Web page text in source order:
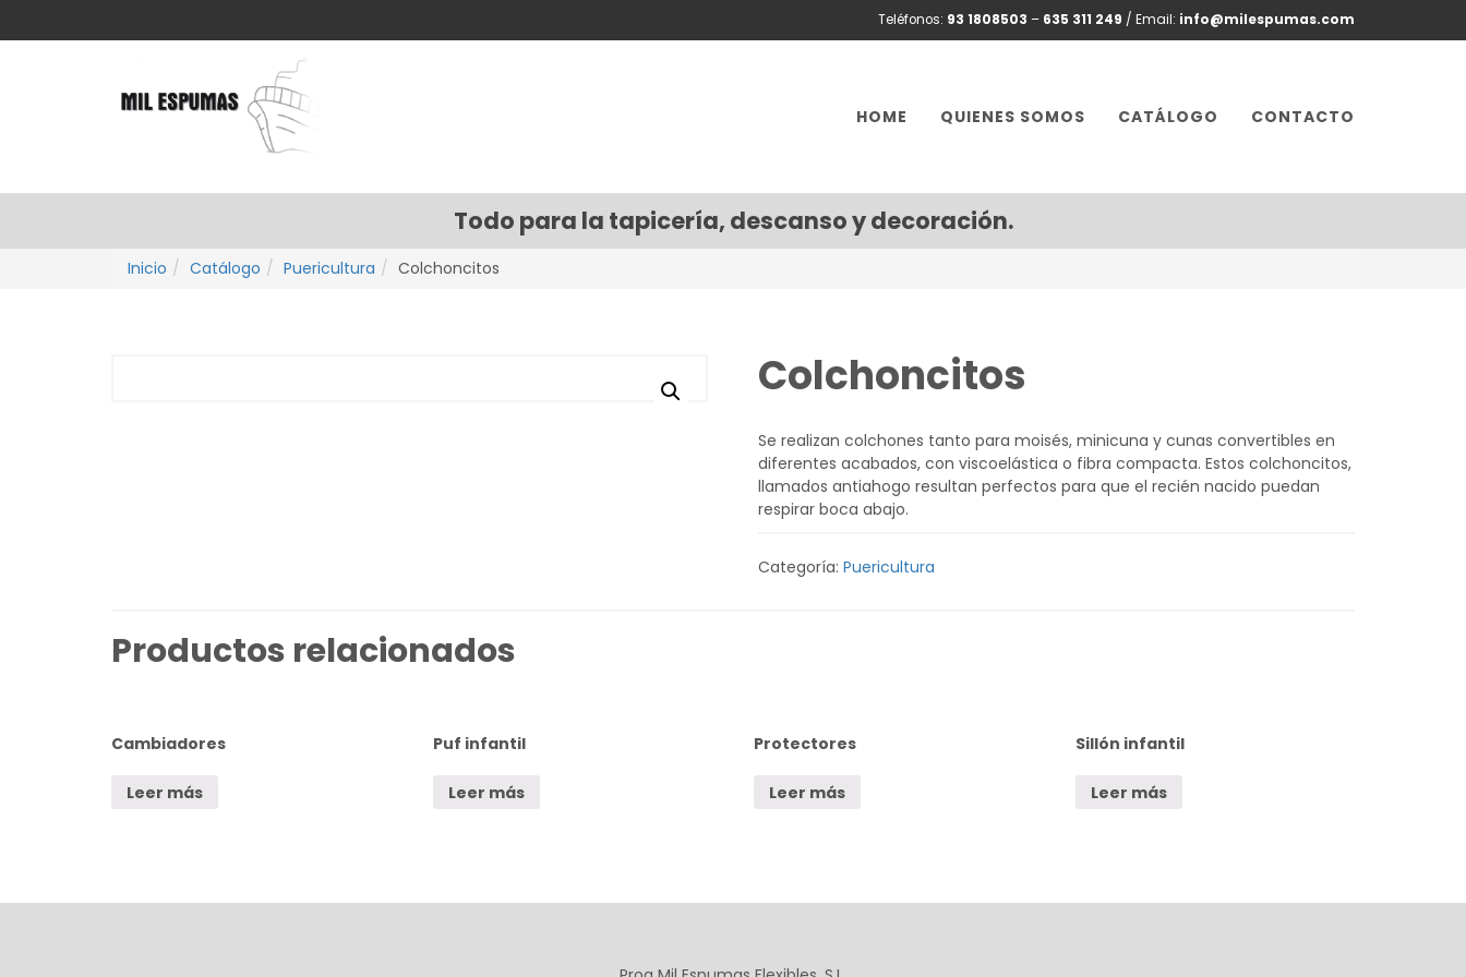
Teléfonos: 93 1808503 – 635 311 249 / Email: info@milespumas.com
HOME QUIENES SOMOS CATÁLOGO CONTACTO
Todo para la tapicería, descanso y decoración.
Inicio Catálogo Puericultura Colchoncitos
Colchoncitos
Se realizan colchones tanto para moisés, minicuna y cunas convertibles en
diferentes acabados, con viscoelástica o fibra compacta. Estos colchoncitos,
llamados antiahogo resultan perfectos para que el recién nacido puedan
respirar boca abajo.
Categoría: Puericultura
Productos relacionados
Cambiadores
Leer más
Puf infantil
Leer más
Protectores
Leer más
Sillón infantil
Leer más